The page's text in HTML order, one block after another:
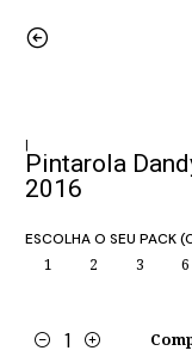
|
Pintarola
2016
ESCOLHA O SEU PACK
1 2 3 6
Quantidade